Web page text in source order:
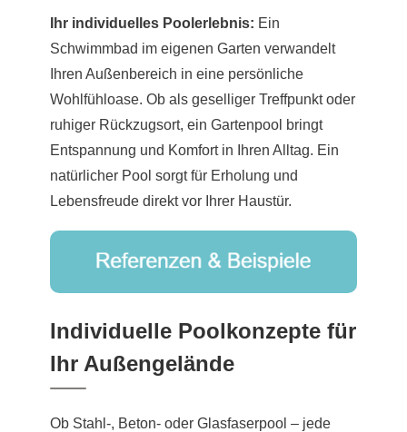
Ihr individuelles Poolerlebnis: Ein
Schwimmbad im eigenen Garten verwandelt
Ihren Außenbereich in eine persönliche
Wohlfühloase. Ob als geselliger Treffpunkt oder
ruhiger Rückzugsort, ein Gartenpool bringt
Entspannung und Komfort in Ihren Alltag. Ein
natürlicher Pool sorgt für Erholung und
Lebensfreude direkt vor Ihrer Haustür.
Individuelle Poolkonzepte für
Ihr Außengelände
Ob Stahl-, Beton- oder Glasfaserpool – jede